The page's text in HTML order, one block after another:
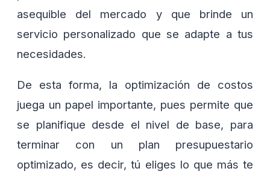
asequible del mercado y que brinde un
servicio personalizado que se adapte a tus
necesidades.
De esta forma, la optimización de costos
juega un papel importante, pues permite que
se planifique desde el nivel de base, para
terminar con un plan presupuestario
optimizado, es decir, tú eliges lo que más te